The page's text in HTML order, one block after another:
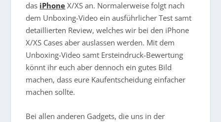
das iPhone X/XS an. Normalerweise folgt nach
dem Unboxing-Video ein ausführlicher Test samt
detaillierten Review, welches wir bei den iPhone
X/XS Cases aber auslassen werden. Mit dem
Unboxing-Video samt Ersteindruck-Bewertung
könnt ihr euch aber dennoch ein gutes Bild
machen, dass eure Kaufentscheidung einfacher
machen sollte.
Bei allen anderen Gadgets, die uns in der